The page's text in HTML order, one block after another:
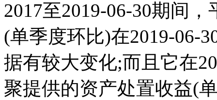
2017至2019-06-30期间
(单季度环比)在2019-06-
据有较大变化;而且它在
聚提供的资产处置收益(